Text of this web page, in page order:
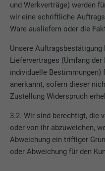
und Werkverträge) werden
wir eine schriftliche
Ware ausliefern oder die
Unsere
Liefervertrages (Umfang
individuelle Bestimmungen)
anerkannt, sofern dieser
Zustellung Widerspruch
3.2. Wir sind berechtigt, die
oder von ihr abzuweichen,
Abweichung ein triftiger
oder Abweichung für den